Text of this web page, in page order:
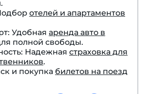
отелей и апартаментов
Удобная аренда авто в
полной свободы.
Надежная страховка для
.
и покупка билетов на поезд